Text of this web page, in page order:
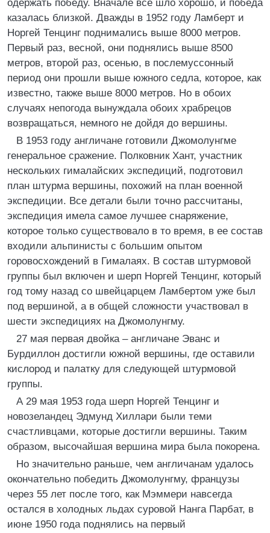
одержать победу. Вначале все шло хорошо, и победа
казалась близкой. Дважды в 1952 году Ламберт и
Норгей Тенцинг поднимались выше 8000 метров.
Первый раз, весной, они поднялись выше 8500
метров, второй раз, осенью, в послемуссонный
период они прошли выше южного седла, которое, как
известно, также выше 8000 метров. Но в обоих
случаях непогода вынуждала обоих храбрецов
возвращаться, немного не дойдя до вершины.
В 1953 году англичане готовили Джомолунгме
генеральное сражение. Полковник Хант, участник
нескольких гималайских экспедиций, подготовил
план штурма вершины, похожий на план военной
экспедиции. Все детали были точно рассчитаны,
экспедиция имела самое лучшее снаряжение,
которое только существовало в то время, в ее состав
входили альпинисты с большим опытом
горовосхождений в Гималаях. В состав штурмовой
группы был включен и шерп Норгей Тенцинг, который
год тому назад со швейцарцем Ламбертом уже был
под вершиной, а в общей сложности участвовал в
шести экспедициях на Джомолунгму.
27 мая первая двойка – англичане Эванс и
Бурдиллон достигли южной вершины, где оставили
кислород и палатку для следующей штурмовой
группы.
А 29 мая 1953 года шерп Норгей Тенцинг и
новозеландец Эдмунд Хиллари были теми
счастливцами, которые достигли вершины. Таким
образом, высочайшая вершина мира была покорена.
Но значительно раньше, чем англичанам удалось
окончательно победить Джомолунгму, французы
через 55 лет после того, как Мэммери навсегда
остался в холодных льдах суровой Нанга Парбат, в
июне 1950 года поднялись на первый